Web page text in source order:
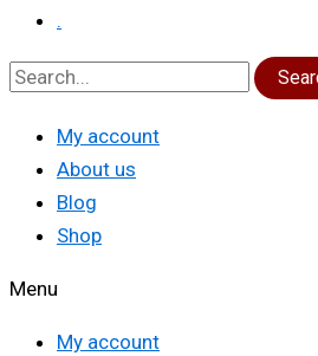
.
My account
About us
Blog
Shop
Menu
My account